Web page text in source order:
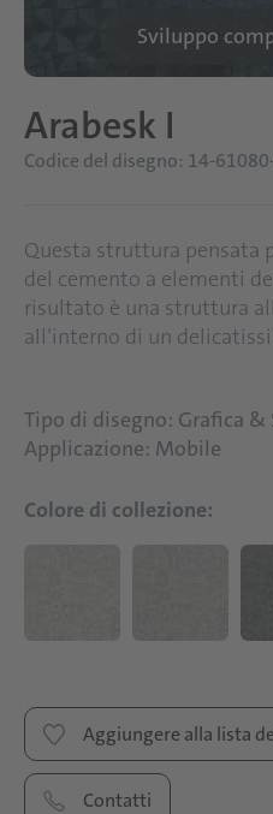
Sviluppo
Arabesk I
Codice del disegno: 14-
Questa struttura pensata
del cemento a elementi
risultato è una struttura
all’interno di un
Tipo di disegno: Grafica
Applicazione: Mobile
Colore di collezione:
Aggiungere alla lista
Contatti